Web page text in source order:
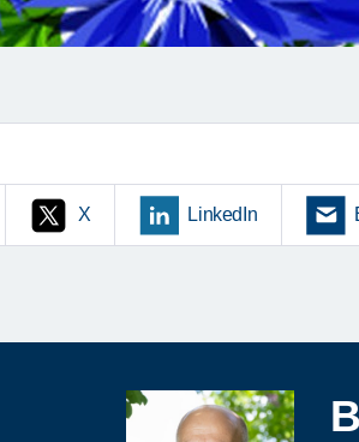
X LinkedIn